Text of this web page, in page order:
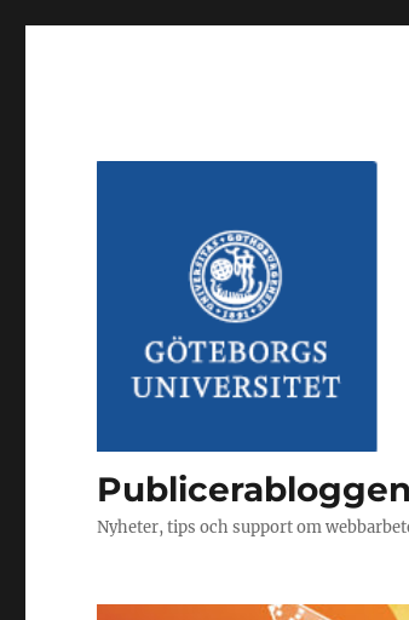
Publicerabloggen
Nyheter, tips och support om